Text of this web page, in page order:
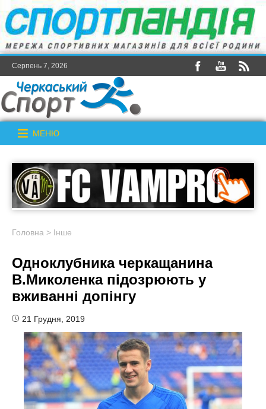
Серпень 7, 2026
МЕНЮ
Головна > Інше
Одноклубника черкащанина
В.Миколенка підозрюють у
вживанні допінгу
21 Грудня, 2019